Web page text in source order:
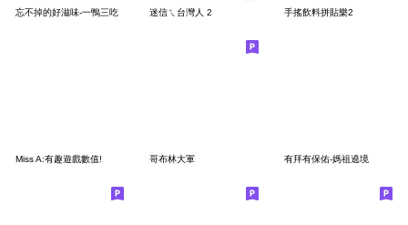
忘不掉的好滋味-一鴨三吃 迷信ㄟ台灣人 2 手搖飲料拼貼樂2
Miss A:有趣遊戲數值! 哥布林大軍 有拜有保佑-媽祖遶境